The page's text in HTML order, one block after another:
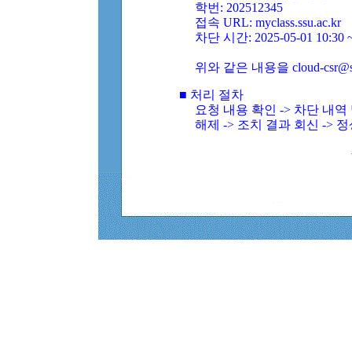
학번: 202512345
접속 URL: myclass.ssu.ac.kr
차단 시간: 2025-05-01 10:30
위와 같은 내용을 cloud-
■ 처리 절차
요청 내용 확인 -> 차단 내
해제 -> 조치 결과 회신 ->